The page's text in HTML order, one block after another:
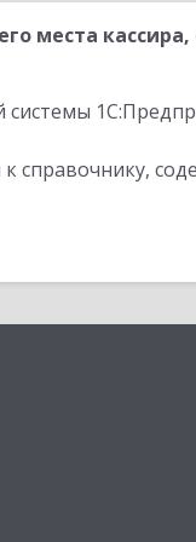
места кассира,
системы
справочнику,